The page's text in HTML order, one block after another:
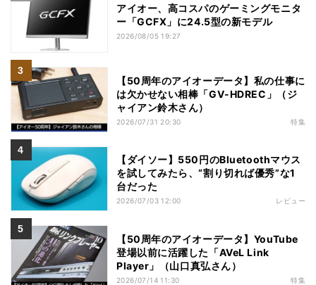
アイオー、高コスパのゲーミングモニタ
ー「GCFX」に24.5型の新モデル
2026/08/05 19:27
【50周年のアイオーデータ】私の仕事に
は欠かせない相棒「GV-HDREC」（ジ
ャイアン鈴木さん）
2026/07/31 20:30 特集
【ダイソー】550円のBluetoothマウス
を試してみたら、“割り切れば優秀”な1
台だった
2026/07/03 12:00 レビュー
【50周年のアイオーデータ】YouTube
登場以前に活躍した「AVeL Link
Player」（山口真弘さん）
2026/07/14 11:30 特集